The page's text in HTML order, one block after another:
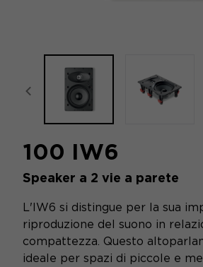
focal-naim-
100 IW6
Speaker a 2 vie a parete
L'IW6 si distingue per la sua
riproduzione del suono in
compattezza. Questo
ideale per spazi di piccole e